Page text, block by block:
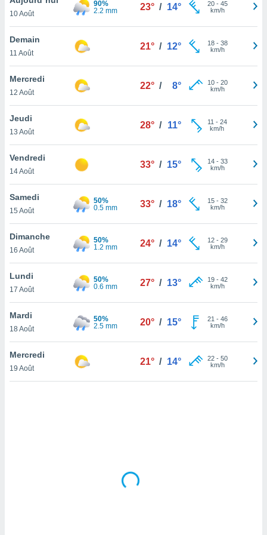
et
»,
au
vous
qu'ils
ou
le
ainsi
un
la
du
en
de
10 Août
90%
2.2 mm
23° / 14° 20- 45
km/h
Demain
11 Août
21° / 12° 18- 38
km/h
Mercredi
12 Août
22° / 8° 10- 20
km/h
Jeudi
13 Août
28° / 11° 11 - 24
km/h
Vendredi
14 Août
33° / 15° 14- 33
km/h
Samedi
15 Août
50%
0.5 mm
33° / 18° 15- 32
km/h
Dimanche
16 Août
50%
1.2 mm
24° / 14° 12- 29
km/h
Lundi
17 Août
50%
0.6 mm
27° / 13° 19- 42
km/h
Mardi
18 Août
50%
2.5 mm
20° / 15° 21 - 46
km/h
Mercredi
19 Août
21° / 14° 22- 50
km/h